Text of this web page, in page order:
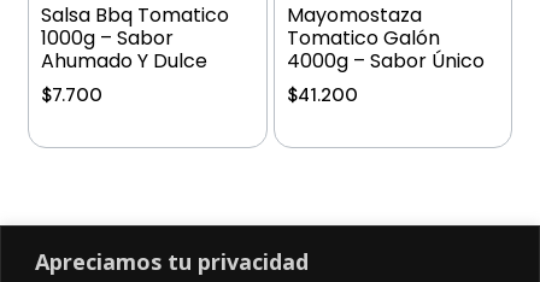
Apreciamos tu privacidad
Salsa Bbq Tomatico
1000g – Sabor
Ahumado Y Dulce
$7.700
Mayomostaza
Tomatico Galón
4000g – Sabor Único
$41.200